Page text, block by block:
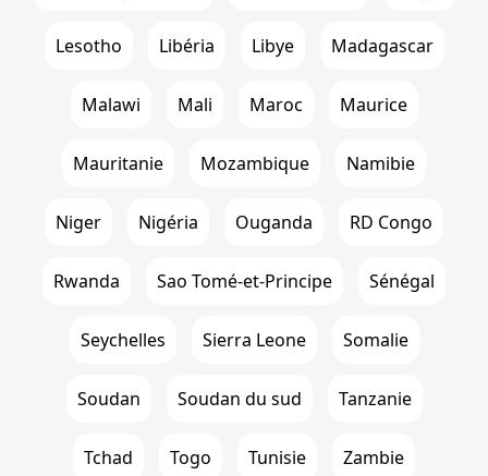
Lesotho Libéria Libye Madagascar
Malawi Mali Maroc Maurice
Mauritanie Mozambique Namibie
Niger Nigéria Ouganda RD Congo
Rwanda Sao Tomé-et-Principe Sénégal
Seychelles Sierra Leone Somalie
Soudan Soudan du sud Tanzanie
Tchad Togo Tunisie Zambie